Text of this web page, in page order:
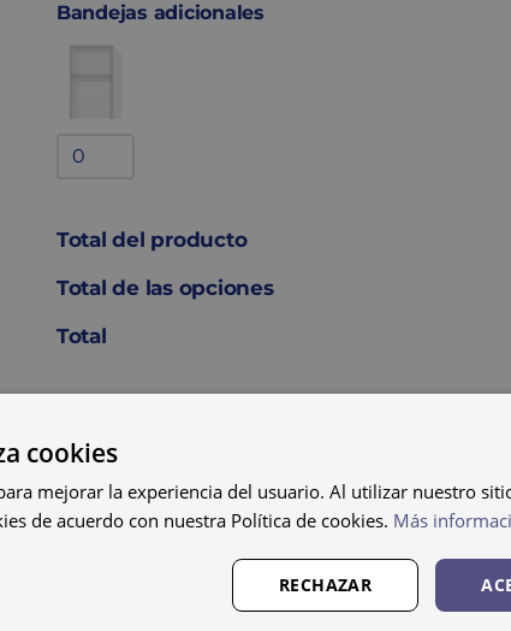
quantity
Bandejas adicionales
Bandejas
Total del producto
Total de las opciones
Total
melamina
MHV-
cantidad
cookies
mejorar la experiencia del usuario. Al utilizar nuestro
de acuerdo con nuestra Política de cookies. Más
RECHAZAR